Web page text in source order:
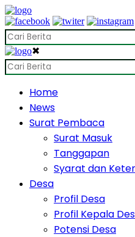
✖
Home
News
Surat Pembaca
Surat Masuk
Tanggapan
Syarat dan
Desa
Profil Desa
Profil Kepala
Potensi Desa